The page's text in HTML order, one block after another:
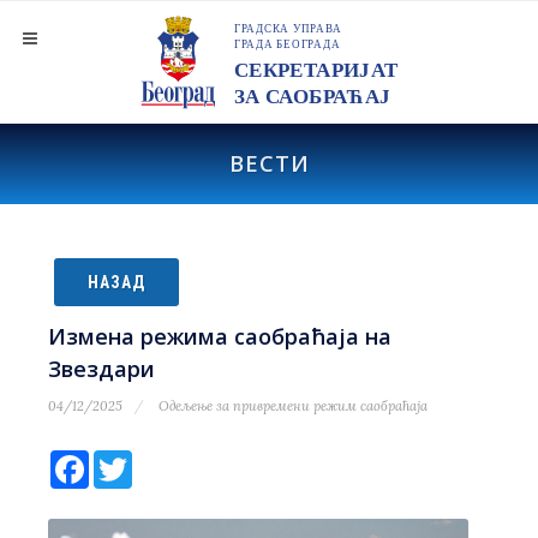
ВЕСТИ
НАЗАД
Измена режима саобраћаја на
Звездари
04/12/2025 Одељење за привремени режим саобраћаја
Facebook